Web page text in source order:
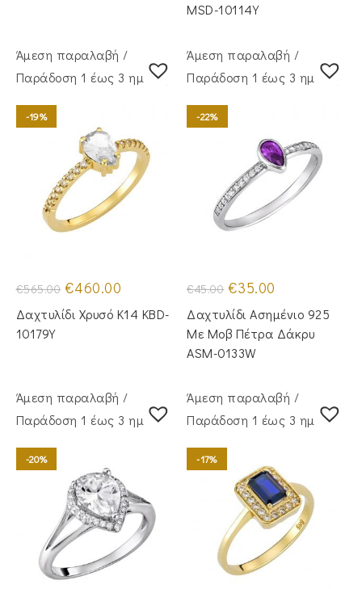
MSD-10114Y
Άμεση παραλαβή /
Παράδoση 1 έως 3 ημέρες
-19%
€565.00 Original
price
was:
€565.00.
€460.00
τιμή
είναι:
Δαχτυλίδι Χρυσό Κ14 KBD-
10179Y
Άμεση παραλαβή /
Παράδoση 1 έως 3 ημέρες
-22%
€45.00 Original
price
was:
€45.00.
€35.00
τιμή
είναι:
€35.00.
Δαχτυλίδι Ασημένιο 925
Με Μοβ Πέτρα Δάκρυ
ASM-0133W
Άμεση παραλαβή /
Παράδoση 1 έως 3 ημέρες
-20%
Άμεση παραλαβή /
Παράδoση 1 έως 3 ημέρες
-17%